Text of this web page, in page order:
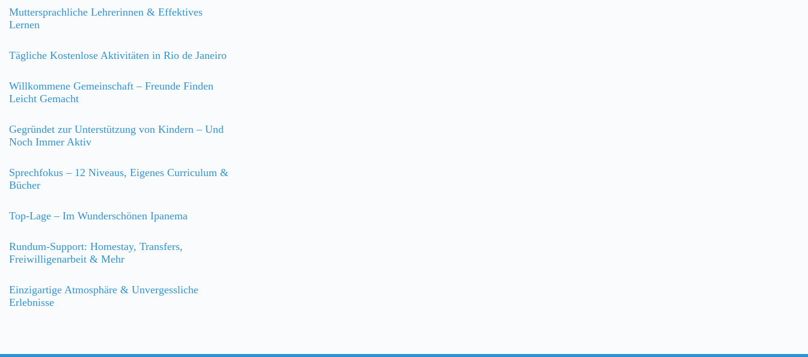
Muttersprachliche Lehrerinnen & Effektives
Lernen
Tägliche Kostenlose Aktivitäten in Rio de Janeiro
Willkommene Gemeinschaft – Freunde Finden
Leicht Gemacht
Gegründet zur Unterstützung von Kindern – Und
Noch Immer Aktiv
Sprechfokus – 12 Niveaus, Eigenes Curriculum &
Bücher
Top-Lage – Im Wunderschönen Ipanema
Rundum-Support: Homestay, Transfers,
Freiwilligenarbeit & Mehr
Einzigartige Atmosphäre & Unvergessliche
Erlebnisse